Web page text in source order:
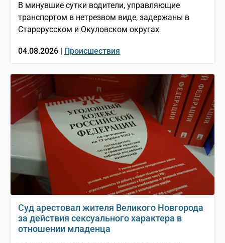
В минувшие сутки водители, управляющие
транспортом в нетрезвом виде, задержаны в
Старорусском и Окуловском округах
04.08.2026 | Происшествия
Суд арестовал жителя Великого Новгорода
за действия сексуального характера в
отношении младенца